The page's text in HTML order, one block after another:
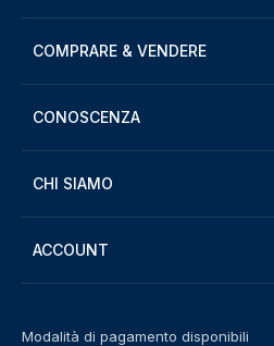
COMPRARE & VENDERE
CONOSCENZA
CHI SIAMO
ACCOUNT
Modalità di pagamento disponibili